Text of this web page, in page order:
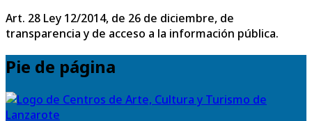
Art. 28 Ley 12/2014, de 26 de diciembre, de
transparencia y de acceso a la información pública.
Pie de página